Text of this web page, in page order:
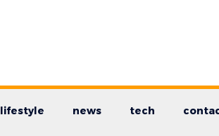
lifestyle news tech